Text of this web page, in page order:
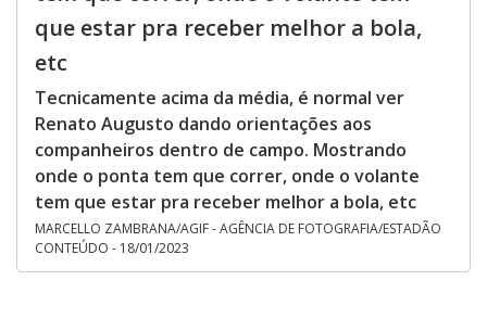
que estar pra receber melhor a bola,
etc
Tecnicamente acima da média, é normal ver
Renato Augusto dando orientações aos
companheiros dentro de campo. Mostrando
onde o ponta tem que correr, onde o volante
tem que estar pra receber melhor a bola, etc
MARCELLO ZAMBRANA/AGIF - AGÊNCIA DE FOTOGRAFIA/ESTADÃO
CONTEÚDO - 18/01/2023